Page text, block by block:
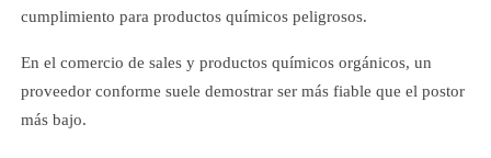
cumplimiento para productos químicos peligrosos.
En el comercio de sales y productos químicos orgánicos, un
proveedor conforme suele demostrar ser más fiable que el postor
más bajo.